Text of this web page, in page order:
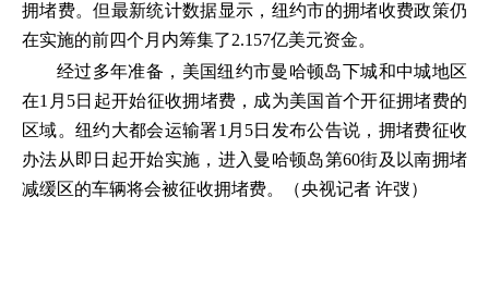
拥堵费。但最新统计数据显示，纽约市的拥堵收费政策仍
在实施的前四个月内筹集了2.157亿美元资金。
经过多年准备，美国纽约市曼哈顿岛下城和中城地区
在1月5日起开始征收拥堵费，成为美国首个开征拥堵费的
区域。纽约大都会运输署1月5日发布公告说，拥堵费征收
办法从即日起开始实施，进入曼哈顿岛第60街及以南拥堵
减缓区的车辆将会被征收拥堵费。（央视记者 许弢）